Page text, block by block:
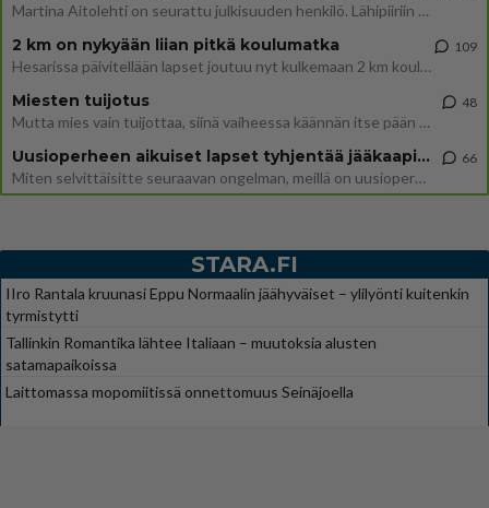
Martina Aitolehti on seurattu julkisuuden henkilö. Lähipiiriin mahtuu muitakin tunnettuja henkilöitä. Tiesitkö, että Ma
2 km on nykyään liian pitkä koulumatka
Hesarissa päivitellään lapset joutuu nyt kulkemaan 2 km kouluun jösses. Ruostefillarilla tuo matka menee vaikka miten äk
109
Miesten tuijotus
Mutta mies vain tuijottaa, siinä vaiheessa käännän itse pään pois. Mikä juttu? Yleensä jos joku tuijottaa tai katsoo, hä
48
Uusioperheen aikuiset lapset tyhjentää jääkaapin käydessään
Miten selvittäisitte seuraavan ongelman, meillä on uusioperhe, minulla teini-ikäiset lapset ja puolisolla aikuiset, jotk
66
STARA.FI
IIro Rantala kruunasi Eppu Normaalin jäähyväiset – ylilyönti kuitenkin
tyrmistytti
Tallinkin Romantika lähtee Italiaan – muutoksia alusten
satamapaikoissa
Laittomassa mopomiitissä onnettomuus Seinäjoella